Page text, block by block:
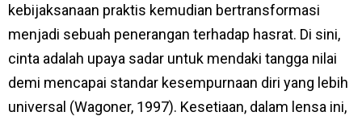
kebijaksanaan praktis kemudian bertransformasi
menjadi sebuah penerangan terhadap hasrat. Di sini,
cinta adalah upaya sadar untuk mendaki tangga nilai
demi mencapai standar kesempurnaan diri yang lebih
universal (Wagoner, 1997). Kesetiaan, dalam lensa ini,